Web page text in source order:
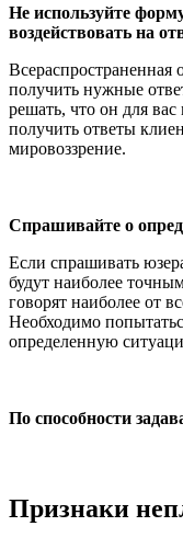
Не используйте
воздействовать на
Всераспространенная
получить нужные
решать, что он для
получить ответы
мировоззрение.
Спрашивайте о
Если спрашивать
будут наиболее
говорят наиболее от
Необходимо
определенную
По способности
Признаки